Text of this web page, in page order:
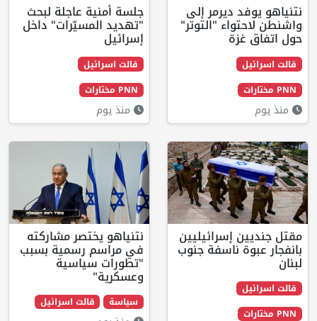
إلى
"التوتر"
جلسة أمنية عاجلة لبحث
"تهديد المسيّرات" داخل
إسرائيل
جنوب
نتنياهو يختصر مشاركته
في مراسم رسمية بسبب
"تطورات سياسية
قالت اسرائيل